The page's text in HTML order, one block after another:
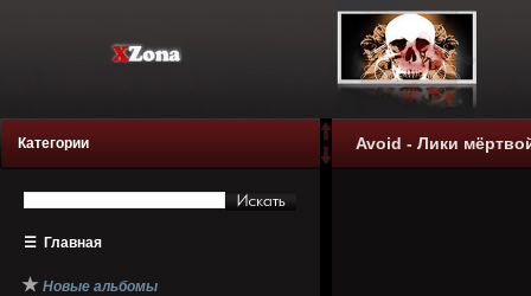
Категории
☰ Главная
★ Новые альбомы
Avoid - Лики